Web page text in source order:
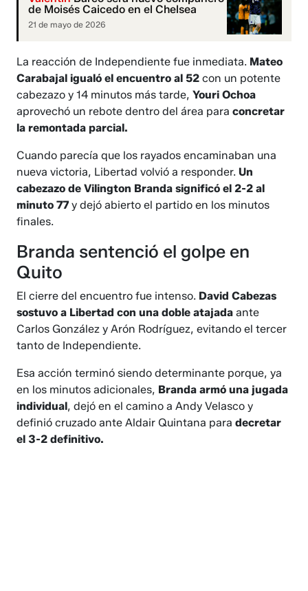
de Moisés Caicedo en el Chelsea
21 de mayo de 2026
La reacción de Independiente fue inmediata. Mateo
Carabajal igualó el encuentro al 52con un potente
cabezazo y 14 minutos más tarde,Youri Ochoa
aprovechó un rebote dentro del área para concretar
la remontada parcial.
Cuando parecía que los rayados encaminaban una
nueva victoria, Libertad volvió a responder.Un
cabezazo de Vilington Branda significó el 2-2 al
minuto 77y dejó abierto el partido en los minutos
finales.
Branda sentenció el golpe en
Quito
El cierre del encuentro fue intenso. David Cabezas
sostuvo a Libertad con una doble atajadaante
Carlos González y Arón Rodríguez, evitando el tercer
tanto de Independiente.
Esa acción terminó siendo determinante porque, ya
en los minutos adicionales, Branda armó una jugada
individual, dejó en el camino a Andy Velasco y
definió cruzado ante Aldair Quintana paradecretar
el 3-2 definitivo.